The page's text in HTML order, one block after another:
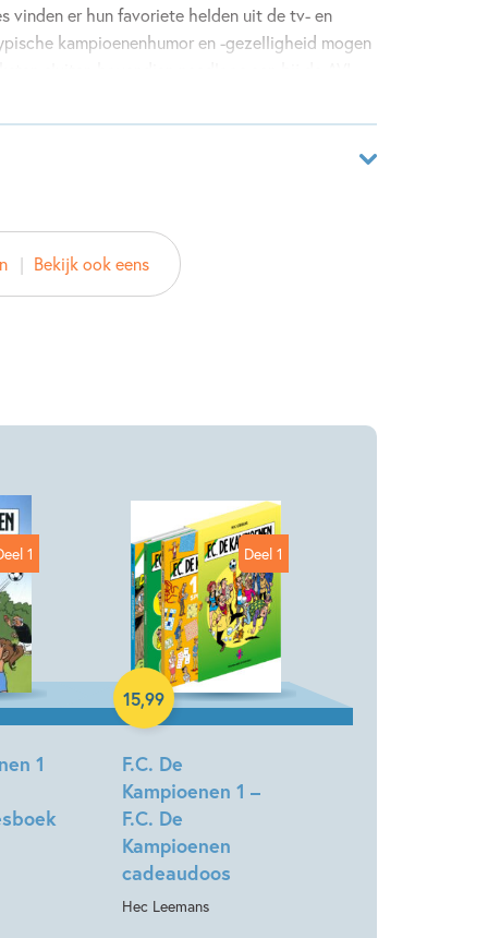
vinden er hun favoriete helden uit de tv- en
kampioenenhumor en -gezelligheid mogen
Graphic novel/extra veel beeld
Bekijk ook eens
1
1
Deel 1
F.C. De
Kampioenen 1 –
F.C. De
Kampioenen
cadeaudoos
Hec Leemans
15,99
Paperback